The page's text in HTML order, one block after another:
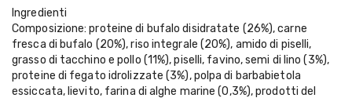
Ingredienti
Composizione: proteine di bufalo disidratate (26%), carne
fresca di bufalo (20%), riso integrale (20%), amido di piselli,
grasso di tacchino e pollo (11%), piselli, favino, semi di lino (3%),
proteine di fegato idrolizzate (3%), polpa di barbabietola
essiccata, lievito, farina di alghe marine (0,3%), prodotti del